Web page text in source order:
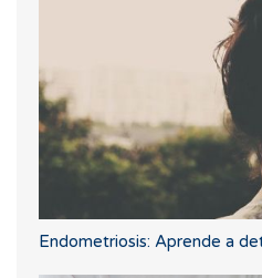
Endometriosis: Aprende a